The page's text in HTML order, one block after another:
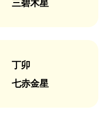
三碧木星
丁卯
七赤金星